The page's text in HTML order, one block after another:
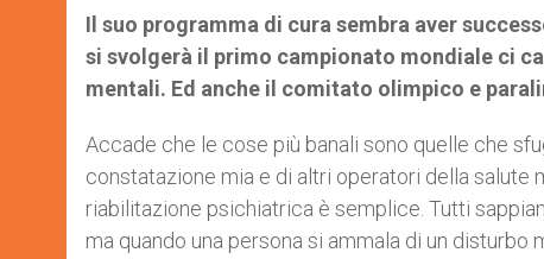
Il suo programma di cura sembra aver
si svolgerà il primo campionato mondiale ci
mentali. Ed anche il comitato olimpico e
Accade che le cose più banali sono quelle che
constatazione mia e di altri operatori della salute
riabilitazione psichiatrica è semplice. Tutti
ma quando una persona si ammala di un